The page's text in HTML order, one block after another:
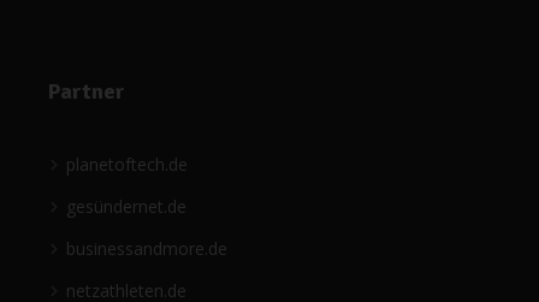
Partner
planetoftech.de
gesündernet.de
businessandmore.de
netzathleten.de